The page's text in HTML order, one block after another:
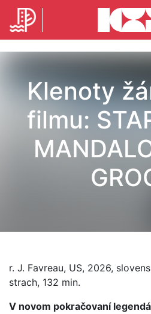
Klenoty
filmu:
r. J. Favreau, US, 2026,
strach, 132 min.
V novom pokračovaní